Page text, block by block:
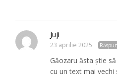
Juji
23 aprilie 2025
Găozaru ăsta știe
cu un text mai